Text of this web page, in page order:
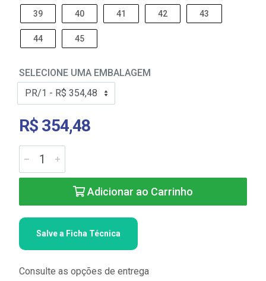
39 40 41 42 43
44 45
SELECIONE UMA EMBALAGEM
R$ 354,48
Adicionar ao Carrinho
Salve a Ficha Técnica
Consulte as opções de entrega